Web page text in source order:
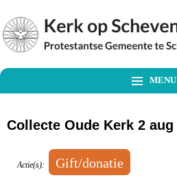
MENU
Collecte Oude Kerk 2 aug
Actie(s):